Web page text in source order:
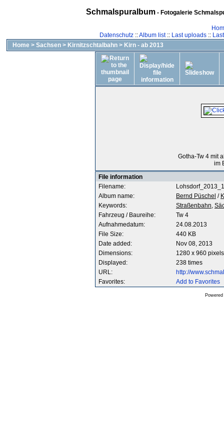
Schmalspuralbum- Fotogalerie
Datenschutz::Album list:: Last uploads::
Home > Sachsen > Kirnitzschtalbahn > Kirn - ab 2013
Gotha-Tw 4 mit
im
File information
Filename:
Album name:
Bernd Püschel /
Keywords:
Straßenbahn,
Fahrzeug / Baureihe:
Tw 4
Aufnahmedatum:
24.08.2013
File Size:
440 KB
Date added:
Nov 08, 2013
Dimensions:
1280 x 960 pixels
Displayed:
238 times
URL:
http://
Favorites:
Add to Favorites